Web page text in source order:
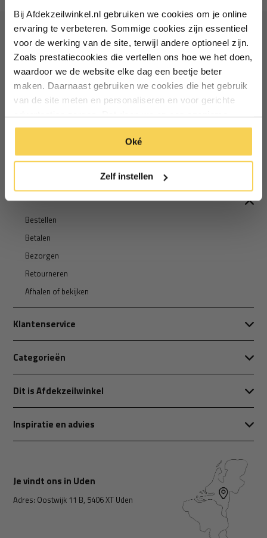
Bij Afdekzeilwinkel.nl gebruiken we cookies om je online
ervaring te verbeteren. Sommige cookies zijn essentieel
voor de werking van de site, terwijl andere optioneel zijn.
Zoals prestatiecookies die vertellen ons hoe we het doen,
waardoor we de website elke dag een beetje beter
maken. Daarnaast gebruiken we cookies die het gebruik
van de site meten en personaliseren en voor gerichte
manier. Klik op 'Oké' om alle cookies te accepteren. Of
klik op ‘alleen essentiele’ als je niet akkoord gaat met
cookies.
Oké
Zelf instellen
Ontvang €5 korting
Schrijf je in voor de nieuwsbrief en ontvang €5 welkomstkorting!
Email
Informatie
Bestellen
Betalen
Bezorgen
Retourneren
Afhalen of bekijken
Klantenservice
Categorieën
Dit is Afdekzeilwinkel
Inspiratie en advies
Je vindt ons in Uden
Adres: Oostwijk 11 B, 5406 XT Uden
Vul je e-mailadres in‍⁪⁪
Particulier Zakelijk
Inschrijven
*Geldig bij minimale besteding vanaf €75